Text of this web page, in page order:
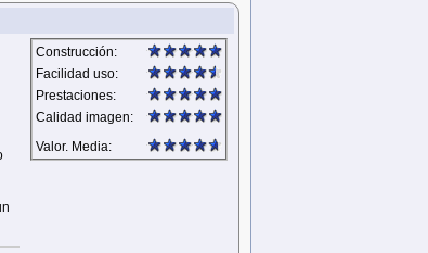
Construcción:
Facilidad uso:
Prestaciones:
Calidad imagen:
Valor. Media: